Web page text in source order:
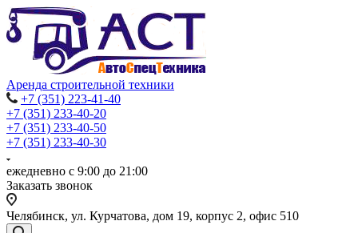
Аренда строительной техники
+7 (351) 223-41-40
+7 (351) 233-40-20
+7 (351) 233-40-50
+7 (351) 233-40-30
ежедневно с 9:00 до 21:00
Заказать звонок
Челябинск, ул. Курчатова, дом 19, корпус 2, офис 510